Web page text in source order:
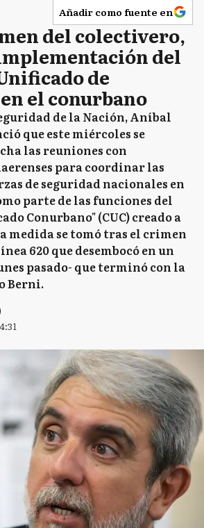
Añadir como fuente en
del colectivero,
del
de
el conurbano
de la Nación, Aníbal
que este miércoles se
las reuniones con
para coordinar las
de seguridad nacionales en
parte de las funciones del
Conurbano" (CUC) creado a
medida se tomó tras el crimen
620 que desembocó en un
pasado- que terminó con la
Berni.